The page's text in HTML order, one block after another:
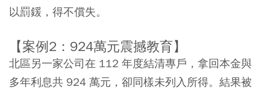
以罰鍰，得不償失。
【案例2 ：924萬元震撼教育】
北區另一家公司在 112 年度結清專戶，拿回本金與
多年利息共 924 萬元，卻同樣未列入所得。結果被